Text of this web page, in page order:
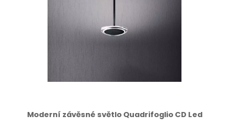
Moderní závěsné světlo Quadrifoglio CD Led